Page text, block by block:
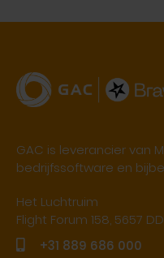
GAC is leverancier van
bedrijfssoftware en
Het Luchtruim
Flight Forum 158, 5657
+31 889 686 000